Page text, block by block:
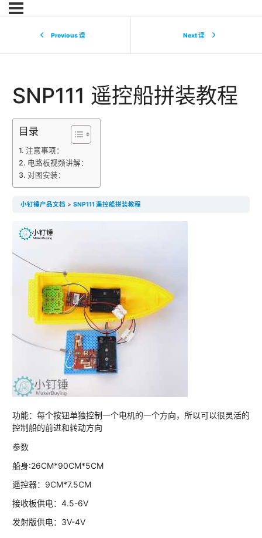
Previous 课 Next 课
SNP111 遥控船拼装教程
目录
注意事项：
电路板视频讲解：
对图安装：
小钉锤产品文档 SNP111 遥控船拼装教程
功能：每个按钮单独控制一个电机的一个方向，所以可以很灵活的
控制船的前进和转动方向
参数
船身:26CM*90CM*5CM
遥控器：9CM*7.5CM
接收板供电：4.5-6V
发射版供电：3V-4V